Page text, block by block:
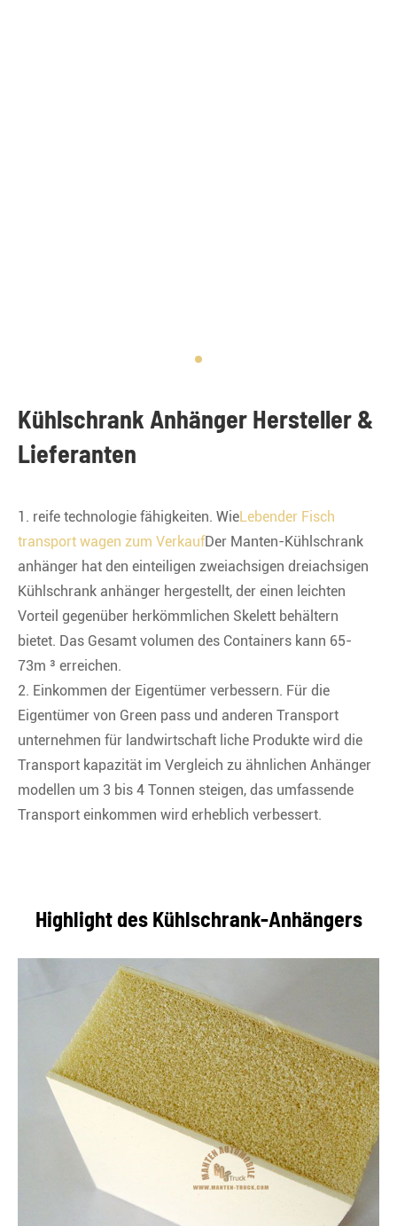
Kühlschrank Anhänger Hersteller &
Lieferanten
1. reife technologie fähigkeiten. WieLebender Fisch
transport wagen zum VerkaufDer Manten-Kühlschrank
anhänger hat den einteiligen zweiachsigen dreiachsigen
Kühlschrank anhänger hergestellt, der einen leichten
Vorteil gegenüber herkömmlichen Skelett behältern
bietet. Das Gesamt volumen des Containers kann 65-
73m ³ erreichen.
2. Einkommen der Eigentümer verbessern. Für die
Eigentümer von Green pass und anderen Transport
unternehmen für landwirtschaft liche Produkte wird die
Transport kapazität im Vergleich zu ähnlichen Anhänger
modellen um 3 bis 4 Tonnen steigen, das umfassende
Transport einkommen wird erheblich verbessert.
Highlight des Kühlschrank-Anhängers